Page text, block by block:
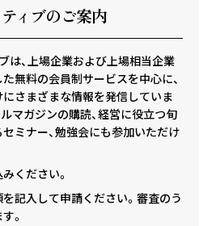
ィ ブのご案内
は、上場企業および上場相当企業
無料の会員制サービスを中心に、
さまざまな情報を発信していま
マガジンの購読、経営に役立つ旬
ミナー、勉強会にも参加いただけ
ください。
記入して申請ください。審査のう
。